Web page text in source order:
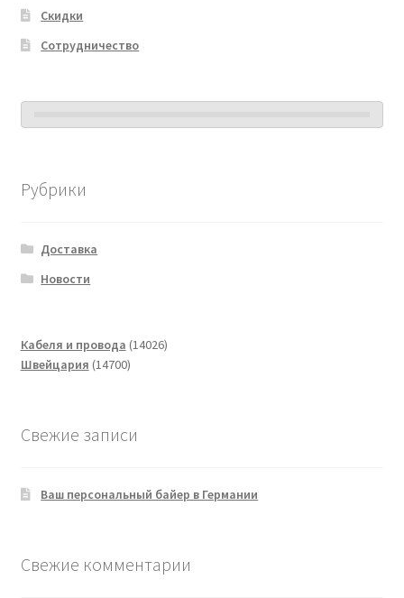
Скидки
Сотрудничество
Рубрики
Доставка
Новости
Кабеля и провода 1402614026
Швейцария 1470014700
Свежие записи
Ваш персональный байер в Германии
Свежие комментарии